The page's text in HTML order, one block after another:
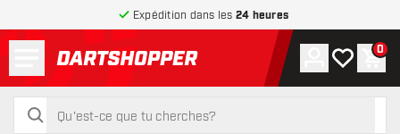
Expédition dans les 24 heures
retour à la page d’accueil
rechercher
rechercher
Compte
Ma liste0